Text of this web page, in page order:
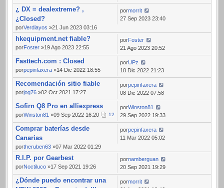
¿ DX = dealextreme? ,
¿Closed?
porVerdiayos »21 Jun 2023 03:16
pormorrit
27 Sep 2023 23:40
hkequipment.net fiable?
porFoster »19 Ago 2023 22:55
porFoster
21 Ago 2023 20:52
Fasttech.com : Closed
porpepinfaxera »14 Dic 2022 18:55
porUPz
18 Dic 2022 21:23
Recomendación sitio fiable
porjog76 »02 Oct 2021 17:27
porpepinfaxera
08 Dic 2022 07:58
Sofirn Q8 Pro en alliexpress
porWinston81 »09 Sep 2022 16:20 12
porWinston81
29 Sep 2022 19:33
Comprar baterías desde
Canarias
portheruben63 »07 Mar 2022 01:29
porpepinfaxera
11 Mar 2022 05:02
R.I.P. por Gearbest
porNoctiluco »17 Sep 2021 19:26
pornamberguan
20 Sep 2021 19:29
¿Dónde puedo encontrar una
pormorrit